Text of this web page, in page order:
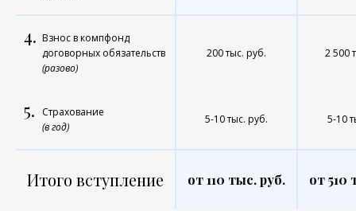
4. Взнос в компфонд
договорных обязательств
(разово)
200 тыс. руб. 2 500
5.
Страхование
(в год)
5-10 тыс. руб. 5-10
Итого вступление от 110 тыс. руб. от 510